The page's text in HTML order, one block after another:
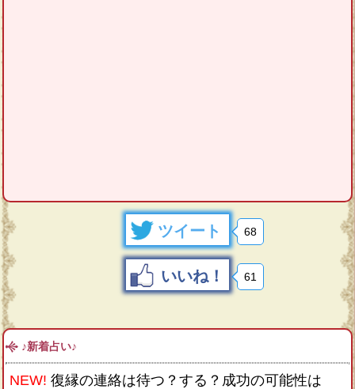
ツイート 68
いいね！ 61
♪新着占い♪
NEW! 復縁の連絡は待つ？する？成功の可能性は